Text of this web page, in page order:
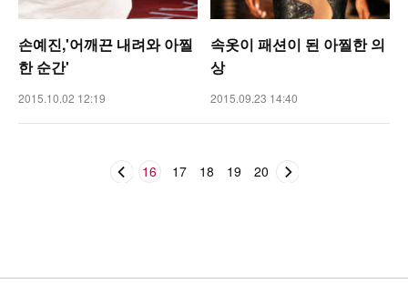
손예진,'어깨끈 내려와 아찔
한 순간'
2015.10.02 12:19
속옷이 패션이 된 아찔한 의
상
2015.09.23 14:40
16 17 18 19 20